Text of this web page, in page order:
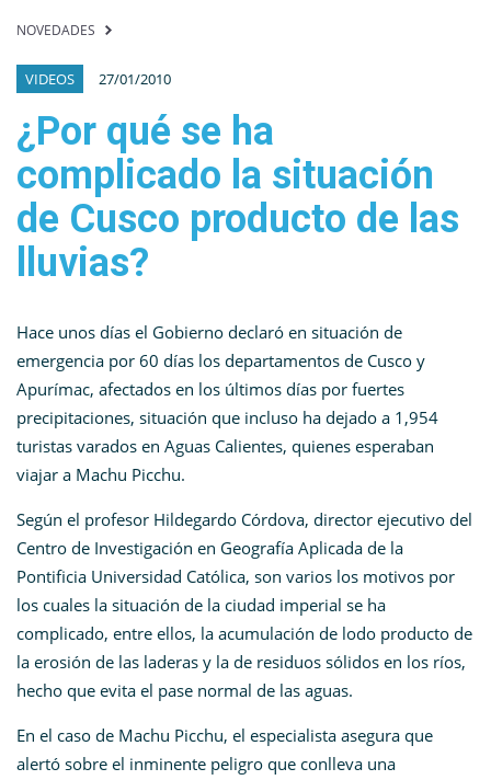
NOVEDADES
VIDEOS 27/01/2010
¿Por qué se ha
complicado la situación
de Cusco producto de las
lluvias?
Hace unos días el Gobierno declaró en situación de
emergencia por 60 días los departamentos de Cusco y
Apurímac, afectados en los últimos días por fuertes
precipitaciones, situación que incluso ha dejado a 1,954
turistas varados en Aguas Calientes, quienes esperaban
viajar a Machu Picchu.
Según el profesor Hildegardo Córdova, director ejecutivo del
Centro de Investigación en Geografía Aplicada de la
Pontificia Universidad Católica, son varios los motivos por
los cuales la situación de la ciudad imperial se ha
complicado, entre ellos, la acumulación de lodo producto de
la erosión de las laderas y la de residuos sólidos en los ríos,
hecho que evita el pase normal de las aguas.
En el caso de Machu Picchu, el especialista asegura que
alertó sobre el inminente peligro que conlleva una